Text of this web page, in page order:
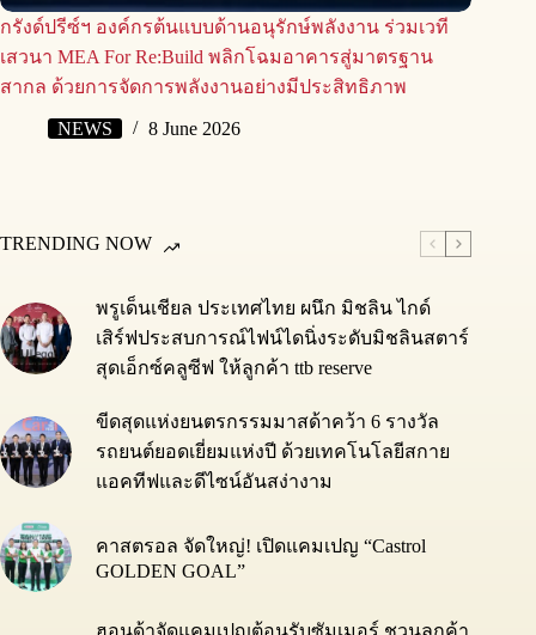
กรังด์ปรีซ์ฯ องค์กรต้นแบบด้านอนุรักษ์พลังงาน ร่วมเวที
เสวนา MEA For Re:Build พลิกโฉมอาคารสู่มาตรฐาน
สากล ด้วยการจัดการพลังงานอย่างมีประสิทธิภาพ
NEWS 8 June 2026
TRENDING NOW
พรูเด็นเชียล ประเทศไทย ผนึก มิชลิน ไกด์
เสิร์ฟประสบการณ์ไฟน์ไดนิ่งระดับมิชลินสตาร์
สุดเอ็กซ์คลูซีฟ ให้ลูกค้า ttb reserve
ขีดสุดแห่งยนตรกรรมมาสด้าคว้า 6 รางวัล
รถยนต์ยอดเยี่ยมแห่งปี ด้วยเทคโนโลยีสกาย
แอคทีฟและดีไซน์อันสง่างาม
คาสตรอล จัดใหญ่! เปิดแคมเปญ “Castrol
GOLDEN GOAL”